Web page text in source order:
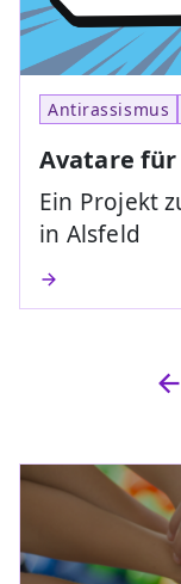
Antirassismus
Avatare
Ein Projekt
in Alsfeld